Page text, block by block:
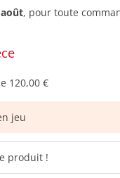
, pour toute
120,00 €
jeu
produit !